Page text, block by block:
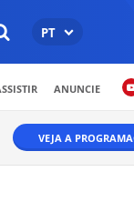
PT
ANUNCIE
VEJA A